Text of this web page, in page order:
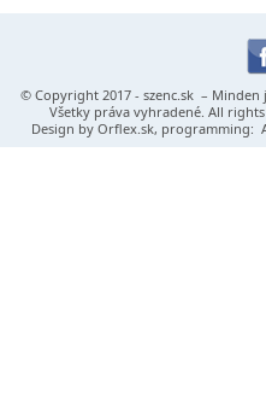
© Copyright 2017 - szenc.sk– Minden
Všetky práva vyhradené. All
Design by Orflex.sk, programming: